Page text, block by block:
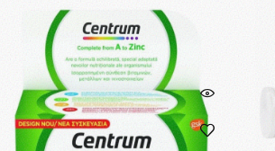
Προσθήκη στο καλάθι